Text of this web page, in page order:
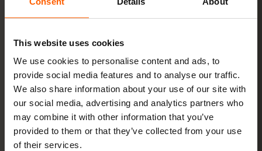
This website uses cookies
We use cookies to personalise content and ads, to
provide social media features and to analyse our traffic.
We also share information about your use of our site with
our social media, advertising and analytics partners who
may combine it with other information that you’ve
provided to them or that they’ve collected from your use
of their services.
設定はわずか2分：iPhone設定 → モバイル通信 → eSIMを追
加、Androidネットワークとインターネット → SIM。プラン
の有効期間はご購入時ではなく、初回利用時から始まりま
す。